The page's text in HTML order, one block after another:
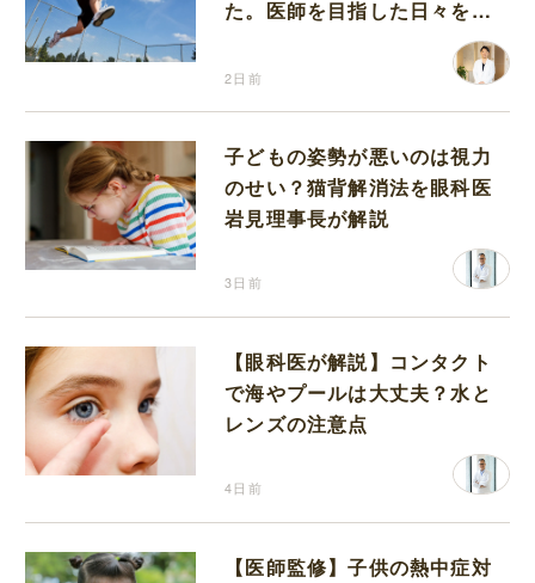
た。医師を目指した日々を振
2日前
子どもの姿勢が悪いのは視力
のせい？猫背解消法を眼科医
岩見理事長が解説
3日前
【眼科医が解説】コンタクト
で海やプールは大丈夫？水と
レンズの注意点
4日前
【医師監修】子供の熱中症対